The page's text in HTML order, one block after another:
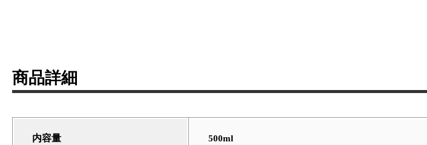
商品詳細
内容量 500ml